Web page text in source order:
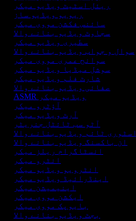
ریئل اسٹیٹ ویڈیو میکر
ریویو ویڈیو ساز
سائنس فکشن مووی میکر
سجاوٹ ویڈیو بنانے والا
سطیری ویڈیو میکر
سوال و جواب ویڈیو بنانے والا
سوانح عمری مووی میکر
سوشل میڈیا ویڈیو میکر
شارٹ فلم ویڈیو میکر
صفائی ویڈیو بنانے والا
ASMR ویڈیو میکر
آؤٹرو میکر
آرٹ ویڈیو میکر
آٹو سب ٹائٹل جنریٹر
اسٹوری ٹائم ویڈیو بنانے والا
ان باکسنگ ویڈیو بنانے والا
انسٹاگرام ریلز میکر
انٹرو میکر
انٹرویو ویڈیو میکر
اینڈرائیڈ ویڈیو میکر
اینیمیشن میکر
ایکشن مووی میکر
بایوپک مووی میکر
بجٹ ویڈیو بنانے والا